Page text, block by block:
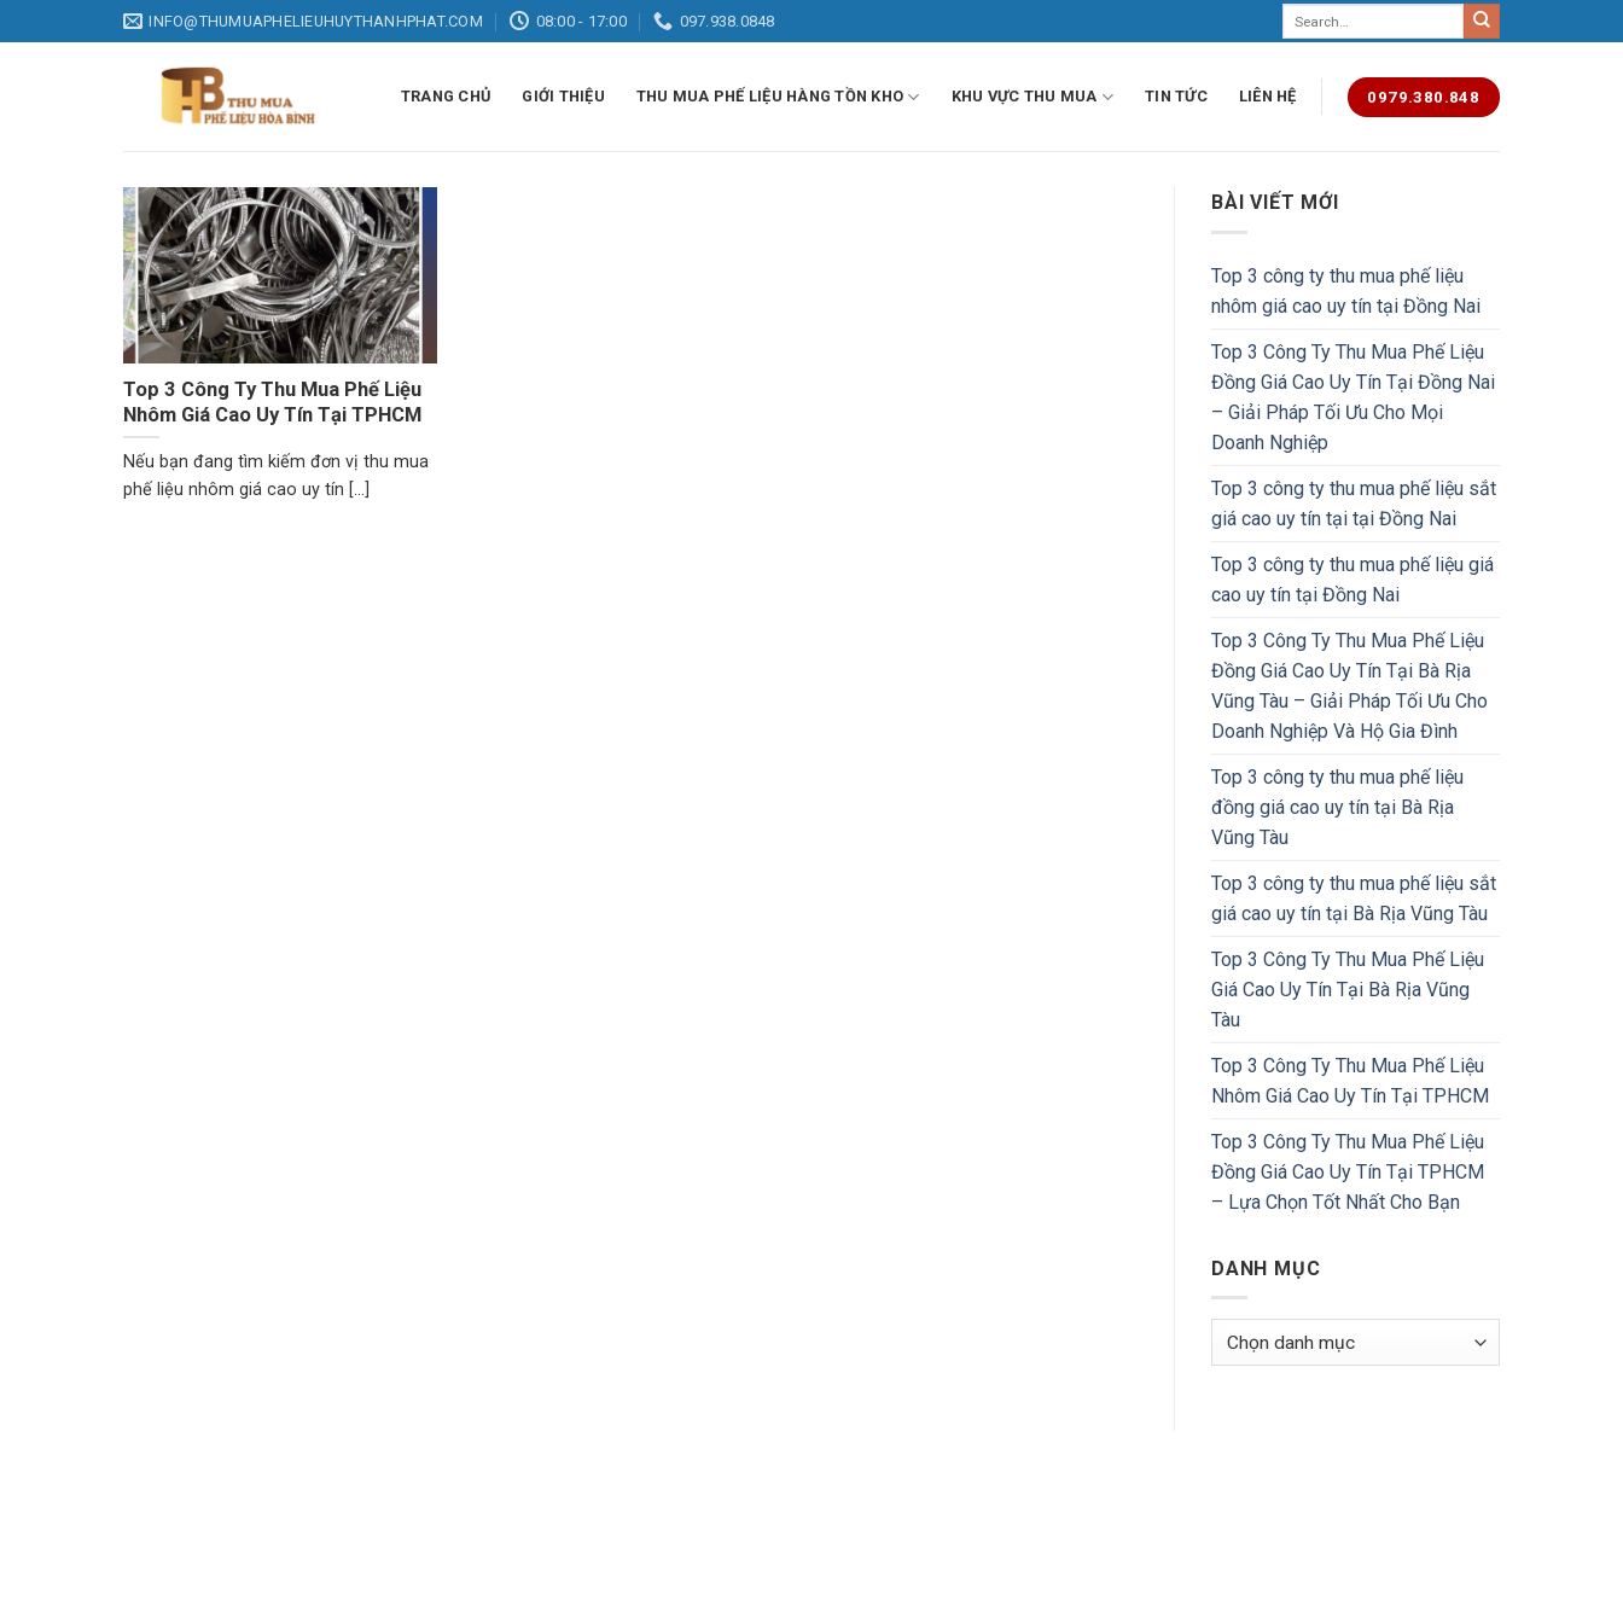
to
INFO@THUMUAPHELIEUHUYTHANHPHAT.COM 08:00 - 17:00 097.938.0848
TRANG CHỦ GIỚI THIỆU THU MUA PHẾ LIỆU HÀNG TỒN KHO KHU VỰC THU MUA TIN TỨC LIÊN HỆ 0979.380.848
Top 3 Công Ty Thu Mua Phế Liệu
Nhôm Giá Cao Uy Tín Tại TPHCM
Nếu bạn đang tìm kiếm đơn vị thu mua
phế liệu nhôm giá cao uy tín [...]
BÀI VIẾT MỚI
Top 3 công ty thu mua phế liệu
nhôm giá cao uy tín tại Đồng Nai
Top 3 Công Ty Thu Mua Phế Liệu
Đồng Giá Cao Uy Tín Tại Đồng Nai
– Giải Pháp Tối Ưu Cho Mọi
Doanh Nghiệp
Top 3 công ty thu mua phế liệu sắt
giá cao uy tín tại tại Đồng Nai
Top 3 công ty thu mua phế liệu giá
cao uy tín tại Đồng Nai
Top 3 Công Ty Thu Mua Phế Liệu
Đồng Giá Cao Uy Tín Tại Bà Rịa
Vũng Tàu – Giải Pháp Tối Ưu Cho
Doanh Nghiệp Và Hộ Gia Đình
Top 3 công ty thu mua phế liệu
đồng giá cao uy tín tại Bà Rịa
Vũng Tàu
Top 3 công ty thu mua phế liệu sắt
giá cao uy tín tại Bà Rịa Vũng Tàu
Top 3 Công Ty Thu Mua Phế Liệu
Giá Cao Uy Tín Tại Bà Rịa Vũng
Tàu
Top 3 Công Ty Thu Mua Phế Liệu
Nhôm Giá Cao Uy Tín Tại TPHCM
Top 3 Công Ty Thu Mua Phế Liệu
Đồng Giá Cao Uy Tín Tại TPHCM
– Lựa Chọn Tốt Nhất Cho Bạn
DANH MỤC
Danh